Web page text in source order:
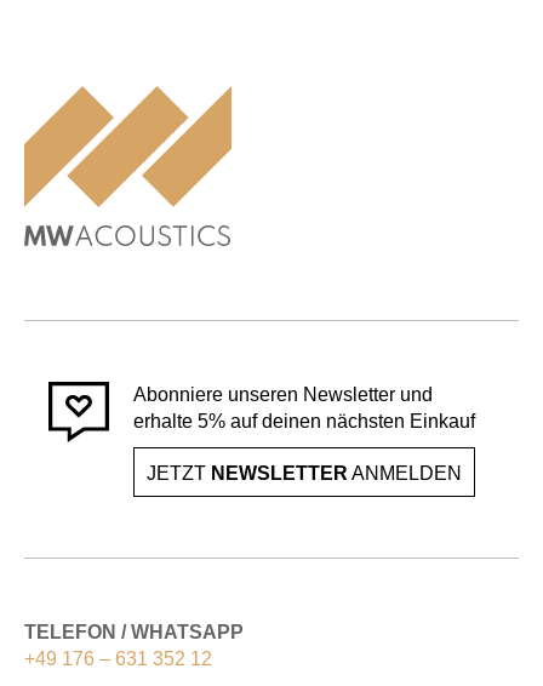
Abonniere unseren Newsletter und
erhalte 5% auf deinen nächsten Einkauf
JETZT NEWSLETTER ANMELDEN
TELEFON / WHATSAPP
+49 176 – 631 352 12